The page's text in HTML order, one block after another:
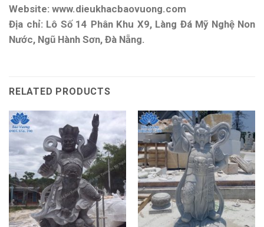
Website: www.dieukhacbaovuong.com
Địa chỉ: Lô Số 14 Phân Khu X9, Làng Đá Mỹ Nghệ Non
Nước, Ngũ Hành Sơn, Đà Nẵng.
RELATED PRODUCTS